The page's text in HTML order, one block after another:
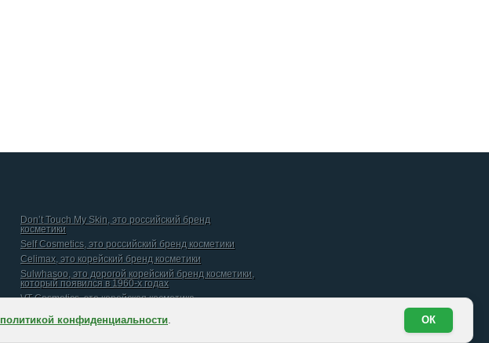
Don’t Touch My Skin, это российский бренд
косметики
Self Cosmetics, это российский бренд косметики
Celimax, это корейский бренд косметики
Sulwhasoo, это дорогой корейский бренд косметики,
который появился в 1960-х годах
VT Cosmetics, это корейская косметика
политикой конфиденциальности. ОК